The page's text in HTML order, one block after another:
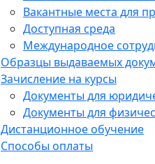
Вакантные места для
Доступная среда
Международное
Образцы выдаваемых
Зачисление на курсы
Документы для
Документы для
Дистанционное обучение
Способы оплаты